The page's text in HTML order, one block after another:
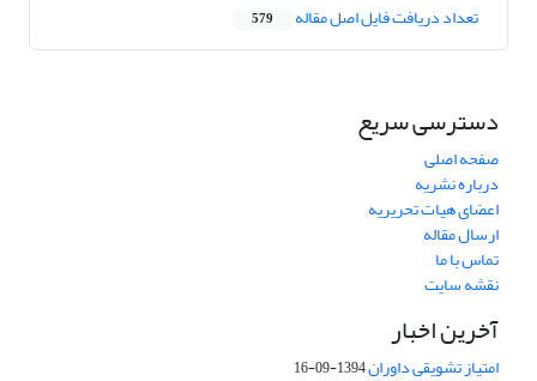
تعداد دریافت فایل اصل مقاله 579
دسترسی سریع
صفحه اصلی
درباره نشریه
اعضای هیات تحریریه
ارسال مقاله
تماس با ما
نقشه سایت
آخرین اخبار
امتیاز تشویقی داوران1394-09-16